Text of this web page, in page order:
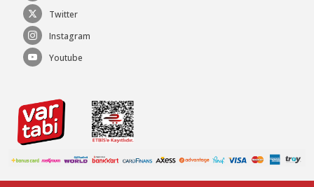
Twitter
Instagram
Youtube